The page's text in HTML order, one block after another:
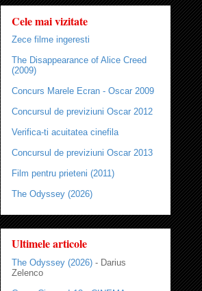
Cele mai vizitate
Zece filme ingeresti
The Disappearance of Alice Creed
(2009)
Concurs Marele Ecran - Oscar 2009
Concursul de previziuni Oscar 2012
Verifica-ti acuitatea cinefila
Concursul de previziuni Oscar 2013
Film pentru prieteni (2011)
The Odyssey (2026)
Ultimele articole
The Odyssey (2026) - Darius
Zelenco